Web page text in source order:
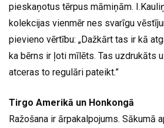
pieskaņotus tērpus māmiņām.
kolekcijas vienmēr nes svarīgu
pievieno vērtību: „Dažkārt tas ir kā
ka bērns ir ļoti mīlēts. Tas uzdrukāts
atceras to regulāri pateikt.”
Tirgo Amerikā un Honkongā
Ražošana ir ārpakalpojums. Sākumā